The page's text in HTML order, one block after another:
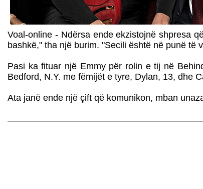
Voal-online - Ndërsa ende ekzistojnë shpresa
bashkë," tha një burim. "Secili është në punë të
Pasi ka fituar një Emmy për rolin e tij në
Bedford, N.Y. me fëmijët e tyre, Dylan, 13, dhe
Ata janë ende një çift që komunikon, mban